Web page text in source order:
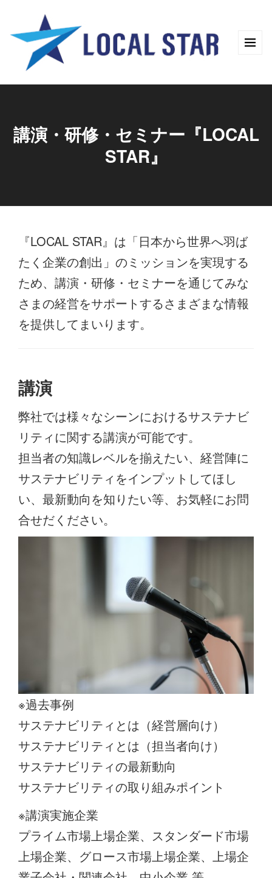
講演・研修・セミナー『LOCAL
STAR』
『LOCAL STAR』は「日本から世界へ羽ば
たく企業の創出」のミッションを実現する
ため、講演・研修・セミナーを通じてみな
さまの経営をサポートするさまざまな情報
を提供してまいります。
講演
弊社では様々なシーンにおけるサステナビ
リティに関する講演が可能です。
担当者の知識レベルを揃えたい、経営陣に
サステナビリティをインプットしてほし
い、最新動向を知りたい等、お気軽にお問
合せだください。
※過去事例
サステナビリティとは（経営層向け）
サステナビリティとは（担当者向け）
サステナビリティの最新動向
サステナビリティの取り組みポイント
※講演実施企業
プライム市場上場企業、スタンダード市場
上場企業、グロース市場上場企業、上場企